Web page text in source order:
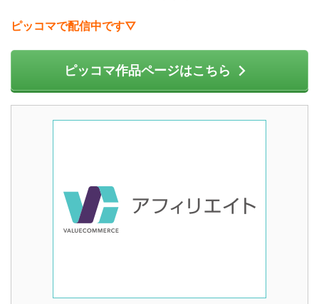
ピッコマで配信中です▽
ピッコマ作品ページはこちら